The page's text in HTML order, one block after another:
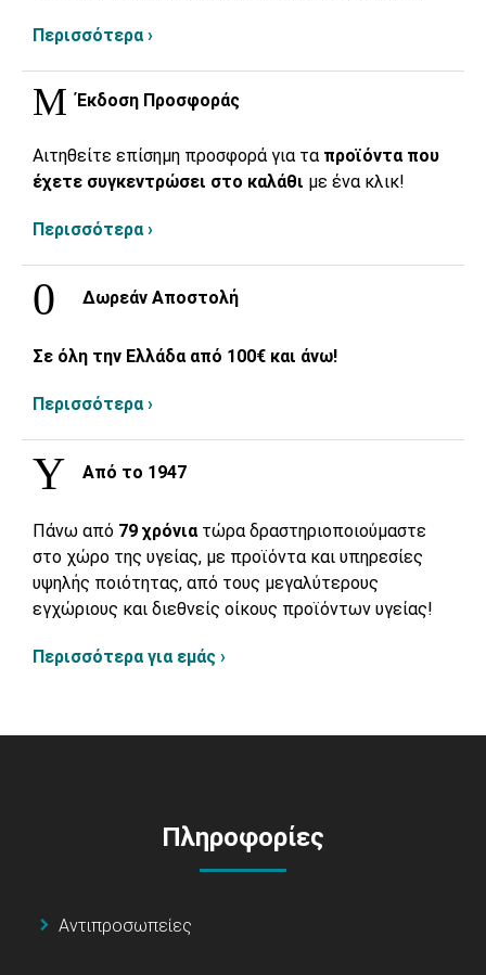
Περισσότερα ›
Έκδοση Προσφοράς
Αιτηθείτε επίσημη προσφορά για τα προϊόντα που
έχετε συγκεντρώσει στο καλάθι με ένα κλικ!
Περισσότερα ›
Δωρεάν Αποστολή
Σε όλη την Ελλάδα από 100€ και άνω!
Περισσότερα ›
Από το 1947
Πάνω από 79 χρόνια τώρα δραστηριοποιούμαστε
στο χώρο της υγείας, με προϊόντα και υπηρεσίες
υψηλής ποιότητας, από τους μεγαλύτερους
εγχώριους και διεθνείς οίκους προϊόντων υγείας!
Περισσότερα για εμάς ›
Πληροφορίες
Αντιπροσωπείες